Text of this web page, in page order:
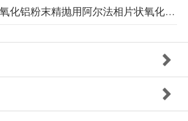
化铝粉末精抛用阿尔法相片状氧化铝抛光粉